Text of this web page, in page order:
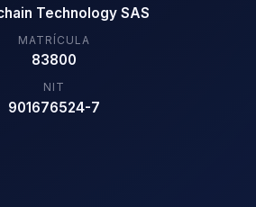
Technology SAS
MATRÍCULA
83800
NIT
901676524-7